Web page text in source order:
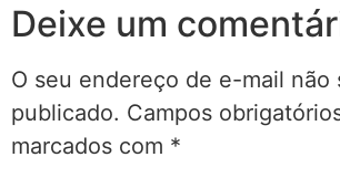
Deixe um
O seu endereço de e-mail não
publicado. Campos
marcados com *